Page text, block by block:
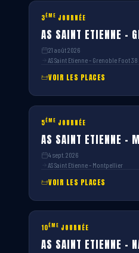
3ÈME JOURNÉE
AS SAINT ETIENNE –
21 août 2026
AS Saint Etienne – Grenoble Foot 38
VOIR LES PLACES
5ÈME JOURNÉE
AS SAINT ETIENNE –
4 sept. 2026
AS Saint Etienne – Montpellier
VOIR LES PLACES
10ÈME JOURNÉE
AS SAINT ETIENNE –